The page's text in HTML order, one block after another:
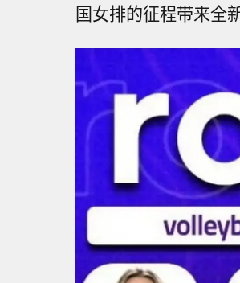
国女排的征程带来全